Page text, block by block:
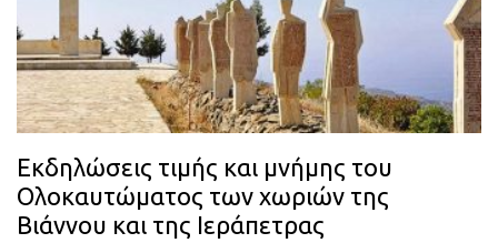
Εκδηλώσεις τιμής και μνήμης του
Ολοκαυτώματος των χωριών της
Βιάννου και της Ιεράπετρας